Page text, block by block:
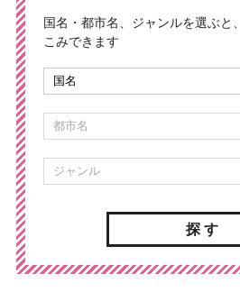
国名・都市名、ジャンルを選ぶと
こみできます
探 す